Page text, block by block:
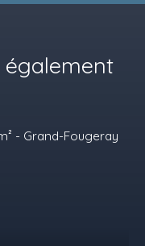
également